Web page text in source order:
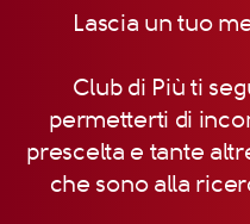
Lascia un tuo
Club di Più ti
permetterti di
prescelta e tante
che sono alla